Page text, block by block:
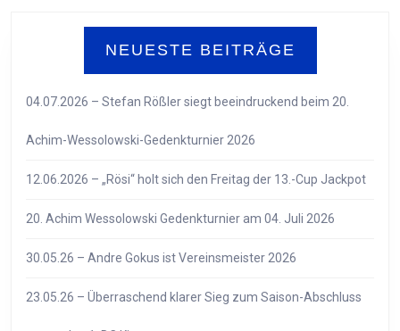
NEUESTE BEITRÄGE
04.07.2026 – Stefan Rößler siegt beeindruckend beim 20.
Achim-Wessolowski-Gedenkturnier 2026
12.06.2026 – „Rösi“ holt sich den Freitag der 13.-Cup Jackpot
20. Achim Wessolowski Gedenkturnier am 04. Juli 2026
30.05.26 – Andre Gokus ist Vereinsmeister 2026
23.05.26 – Überraschend klarer Sieg zum Saison-Abschluss